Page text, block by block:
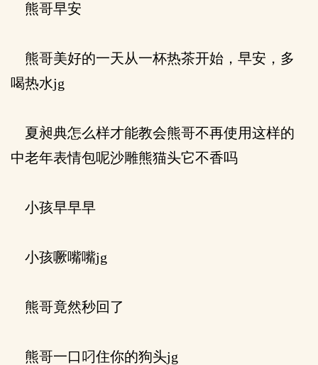
熊哥早安
熊哥美好的一天从一杯热茶开始，早安，多
喝热水jg
夏昶典怎么样才能教会熊哥不再使用这样的
中老年表情包呢沙雕熊猫头它不香吗
小孩早早早
小孩噘嘴嘴jg
熊哥竟然秒回了
熊哥一口叼住你的狗头jg